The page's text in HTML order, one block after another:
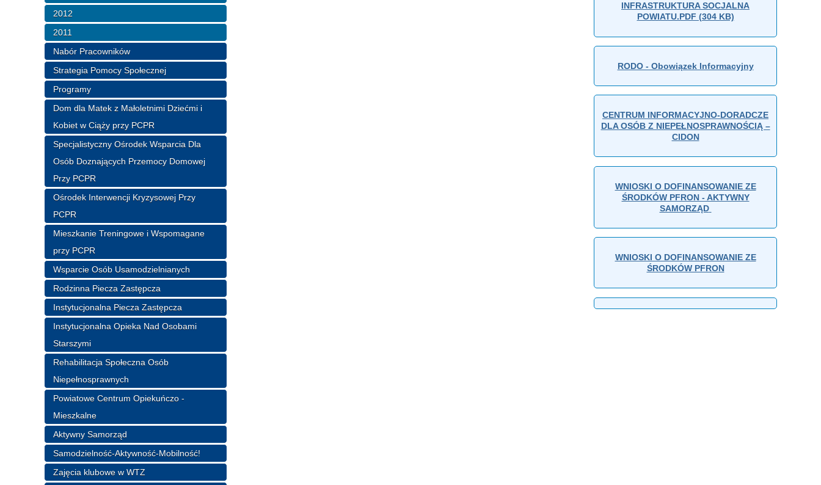
2012
2011
Nabór Pracowników
Strategia Pomocy Społecznej
Programy
Dom dla Matek z Małoletnimi Dziećmi i
Kobiet w Ciąży przy PCPR
Specjalistyczny Ośrodek Wsparcia Dla
Osób Doznających Przemocy Domowej
Przy PCPR
Ośrodek Interwencji Kryzysowej Przy
PCPR
Mieszkanie Treningowe i Wspomagane
przy PCPR
Wsparcie Osób Usamodzielnianych
Rodzinna Piecza Zastępcza
Instytucjonalna Piecza Zastępcza
Instytucjonalna Opieka Nad Osobami
Starszymi
Rehabilitacja Społeczna Osób
Niepełnosprawnych
Powiatowe Centrum Opiekuńczo -
Mieszkalne
Aktywny Samorząd
Samodzielność-Aktywność-Mobilność!
Zajęcia klubowe w WTZ
INFRASTRUKTURA SOCJALNA
POWIATU.PDF (304 KB)
RODO - Obowiązek Informacyjny
CENTRUM INFORMACYJNO-DORADCZE
DLA OSÓB Z NIEPEŁNOSPRAWNOŚCIĄ –
CIDON
WNIOSKI O DOFINANSOWANIE ZE
ŚRODKÓW PFRON - AKTYWNY
SAMORZĄD
WNIOSKI O DOFINANSOWANIE ZE
ŚRODKÓW PFRON